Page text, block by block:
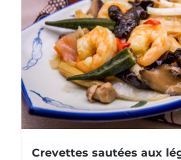
Crevettes sautées aux